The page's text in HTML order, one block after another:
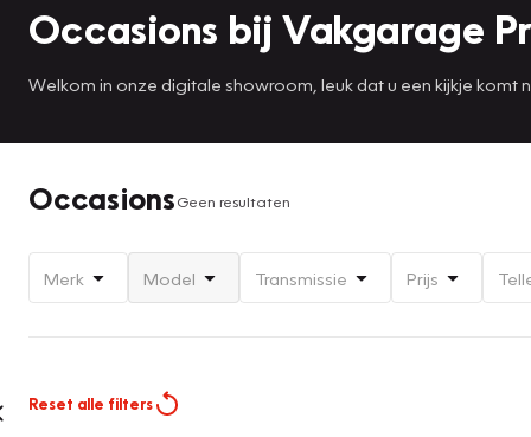
Occasions bij Vakgarage
Welkom in onze digitale showroom, leuk dat u een kijkje komt
OccasionsGeen resultaten
Merk Model Transmissie Prijs
Reset alle filters